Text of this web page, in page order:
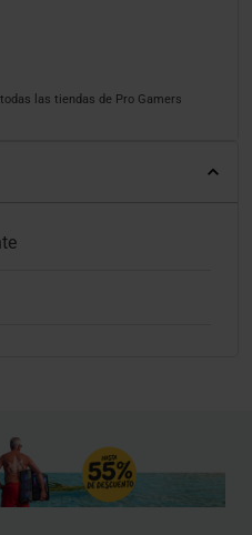
las tiendas de Pro Gamers